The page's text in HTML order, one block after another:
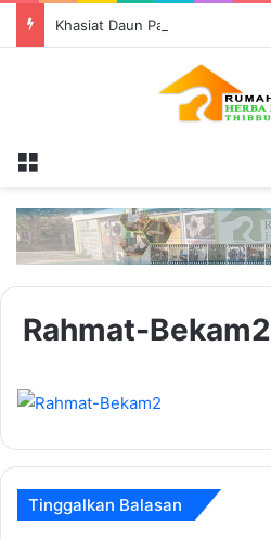
Khasiat Daun Pandan untuk Pria
Menu
Rahmat-Bekam2
Tinggalkan Balasan